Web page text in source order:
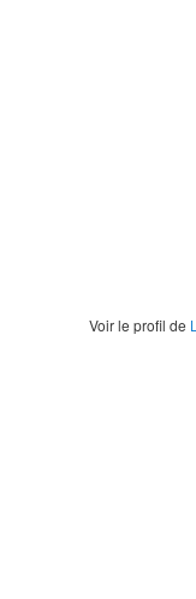
Voir le profil de